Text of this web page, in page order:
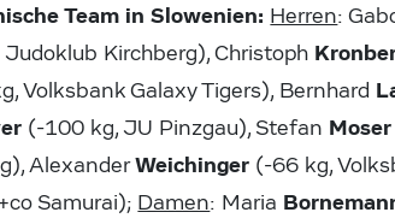
Team in Slowenien: Herren:
Kirchberg), Christoph
Volksbank Galaxy Tigers), Bernhard
(-100 kg, JU Pinzgau), Stefan Moser
AlexanderWeichinger (-66 kg,
Samurai); Damen: Maria